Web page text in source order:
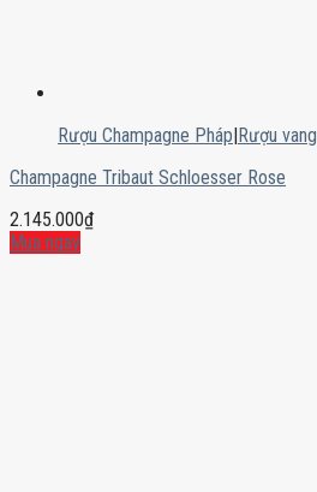
Rượu Champagne Pháp|Rượu vang
Champagne Tribaut Schloesser Rose
2.145.000₫
Mua ngay